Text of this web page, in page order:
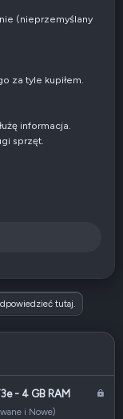
(nieprzemyślany
za tyle kupiłem.
informacja.
sprzęt.
tutaj.
- 4 GB RAM
i Nowe)